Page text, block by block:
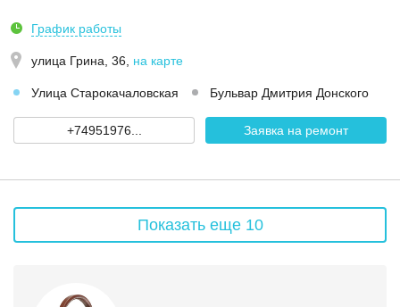
График работы
улица Грина, 36 на карте
Улица Старокачаловская Бульвар Дмитрия Донского
+74951976... Заявка на ремонт
Показать еще 10